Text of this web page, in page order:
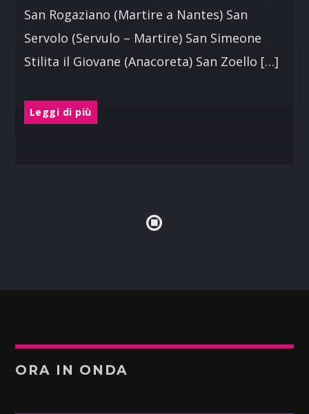
San Rogaziano (Martire a Nantes) San
Servolo (Servulo – Martire) San Simeone
Stilita il Giovane (Anacoreta) San Zoello […]
Leggi di più
ORA IN ONDA